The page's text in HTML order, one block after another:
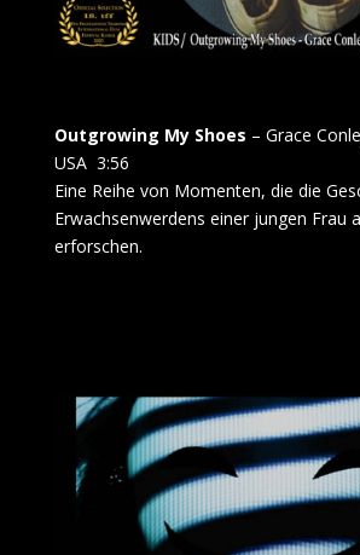
Outgrowing My Shoes – Grace
USA 3:56
Eine Reihe von Momenten, die die
Erwachsenwerdens einer jungen Frau
erforschen.